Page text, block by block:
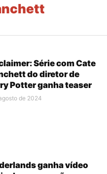
Série com Cate
do diretor de
Potter ganha teaser
de 2024
ganha vídeo